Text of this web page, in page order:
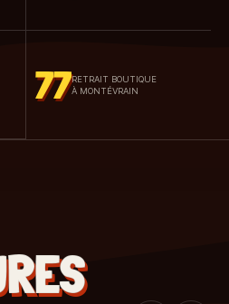
77RETRAIT BOUTIQUE
À MONTÉVRAIN